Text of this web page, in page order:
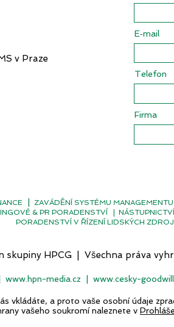
v Praze
E‑mail
Telefon
Firma
| ZAVÁDĚNÍ SYSTÉMU
& PR PORADENSTVÍ |
PORADENSTVÍ V ŘÍZENÍ LIDSKÝCH
skupiny HPCG | Všechna práva
www.hpn-media.cz | www.cesky-
vkládáte, a proto vaše osobní údaje
vašeho soukromí naleznete v